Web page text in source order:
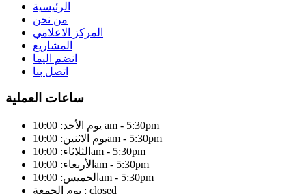
الرئيسية
من نحن
المركز الاعلامي
المشاريع
انضم اليما
اتصل بنا
ساعات العملية
يوم الأحد: 10:00 am - 5:30pm
يوم الاثنين: 10:00am - 5:30pm
الثلاثاء: 10:00am - 5:30pm
الأربعاء: 10:00am - 5:30pm
الخميس: 10:00am - 5:30pm
يوم الجمعة : closed